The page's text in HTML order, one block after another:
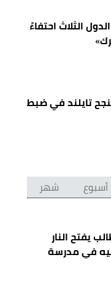
الثلاث احتفاءً
تايلند في ضبط
أسبوع شهر
يفتح النار
في مدرسة